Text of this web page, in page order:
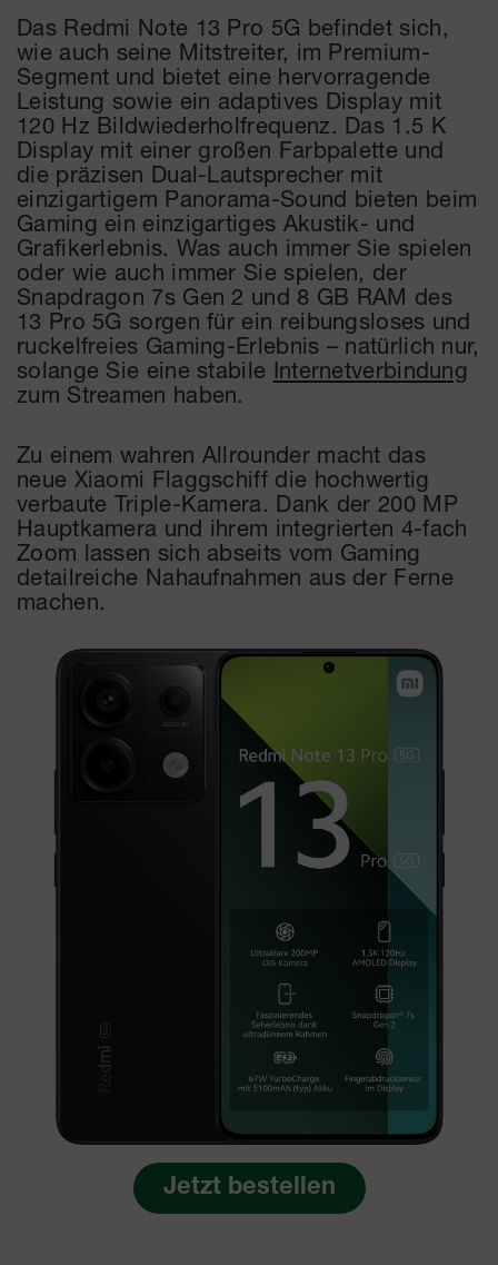
Das Redmi Note 13 Pro 5G befindet sich,
wie auch seine Mitstreiter, im Premium-
Segment und bietet eine hervorragende
Leistung sowie ein adaptives Display mit
120 Hz Bildwiederholfrequenz. Das 1.5 K
Display mit einer großen Farbpalette und
die präzisen Dual-Lautsprecher mit
einzigartigem Panorama-Sound bieten beim
Gaming ein einzigartiges Akustik- und
Grafikerlebnis. Was auch immer Sie spielen
oder wie auch immer Sie spielen, der
Snapdragon 7s Gen 2 und 8 GB RAM des
13 Pro 5G sorgen für ein reibungsloses und
ruckelfreies Gaming-Erlebnis – natürlich nur,
solange Sie eine stabile Internetverbindung
zum Streamen haben.
Zu einem wahren Allrounder macht das
neue Xiaomi Flaggschiff die hochwertig
verbaute Triple-Kamera. Dank der 200 MP
Hauptkamera und ihrem integrierten 4-fach
Zoom lassen sich abseits vom Gaming
detailreiche Nahaufnahmen aus der Ferne
machen.
Jetzt bestellen